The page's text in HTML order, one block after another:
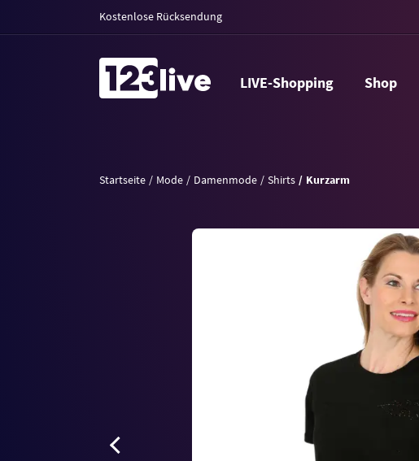
Kostenlose Rücksendung
LIVE-Shopping Shop
Startseite Mode Damenmode Shirts Kurzarm